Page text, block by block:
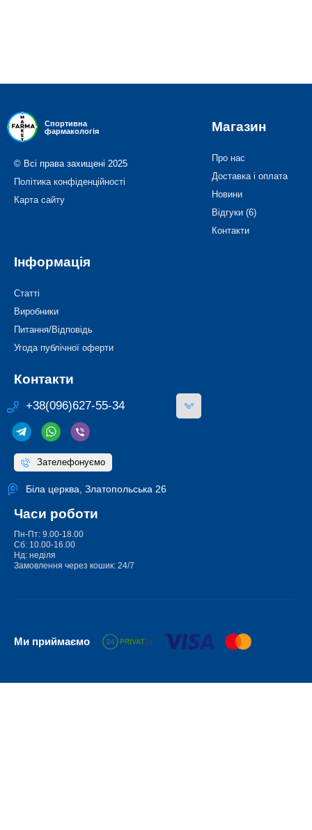
Спортивна
фармакологія
© Всі права захищені 2025
Політика конфіденційності
Карта сайту
Магазин
Про нас
Доставка і оплата
Новини
Відгуки (6)
Контакти
Інформація
Статті
Виробники
Питання/Відповідь
Угода публічної оферти
Контакти
+38(096)627-55-34
Зателефонуємо
Біла церква, Златопольська 26
Часи роботи
Пн-Пт: 9.00-18.00
Сб: 10.00-16.00
Нд: неділя
Замовлення через кошик: 24/7
Ми приймаємо